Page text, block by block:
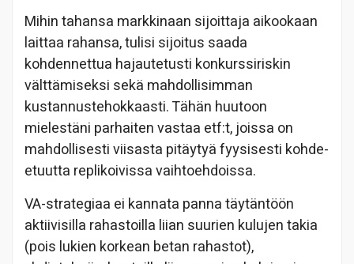
Mihin tahansa markkinaan sijoittaja aikookaan
laittaa rahansa, tulisi sijoitus saada
kohdennettua hajautetusti konkurssiriskin
välttämiseksi sekä mahdollisimman
kustannustehokkaasti. Tähän huutoon
mielestäni parhaiten vastaa etf:t, joissa on
mahdollisesti viisasta pitäytyä fyysisesti kohde-
etuutta replikoivissa vaihtoehdoissa.
VA-strategiaa ei kannata panna täytäntöön
aktiivisilla rahastoilla liian suurien kulujen takia
(pois lukien korkean betan rahastot),